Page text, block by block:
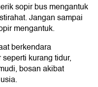
sopir bus mengantuk
Jangan sampai
mengantuk.
berkendara
kurang tidur,
bosan akibat